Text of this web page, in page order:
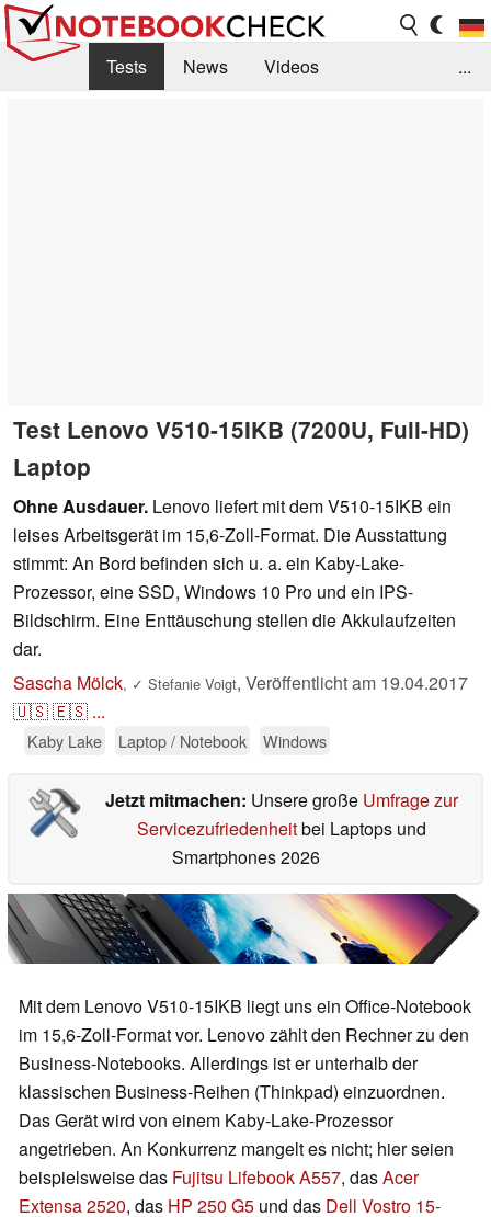
Tests News
Videos
...
Test Lenovo V510-15IKB (7200U, Full-HD)
Laptop
Ohne Ausdauer. Lenovo liefert mit dem V510-15IKB ein
leises Arbeitsgerät im 15,6-Zoll-Format. Die Ausstattung
stimmt: An Bord befinden sich u. a. ein Kaby-Lake-
Prozessor, eine SSD, Windows 10 Pro und ein IPS-
Bildschirm. Eine Enttäuschung stellen die Akkulaufzeiten
dar.
Sascha Mölck, ✓ Stefanie Voigt, Veröffentlicht am 19.04.2017
🇺🇸🇪🇸 ...
Kaby Lake Laptop / Notebook Windows
Jetzt mitmachen: Unsere große Umfrage zur
Servicezufriedenheitbei Laptops und
Smartphones 2026
Mit dem Lenovo V510-15IKB liegt uns ein Office-Notebook
im 15,6-Zoll-Format vor. Lenovo zählt den Rechner zu den
Business-Notebooks. Allerdings ist er unterhalb der
klassischen Business-Reihen (Thinkpad) einzuordnen.
Das Gerät wird von einem Kaby-Lake-Prozessor
angetrieben. An Konkurrenz mangelt es nicht; hier seien
beispielsweise das Fujitsu Lifebook A557, dasAcer
Extensa 2520, das HP 250 G5 und das Dell Vostro 15-